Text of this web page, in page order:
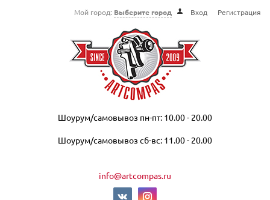
Мой город: Выберите город Вход Регистрация
Шоурум/самовывоз пн-пт: 10.00 - 20.00
Шоурум/самовывоз сб-вс: 11.00 - 20.00
info@artcompas.ru